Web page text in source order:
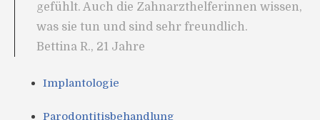
gefühlt. Auch die Zahnarzthelferinnen wissen,
was sie tun und sind sehr freundlich.
Bettina R., 21 Jahre
Implantologie
Parodontitisbehandlung